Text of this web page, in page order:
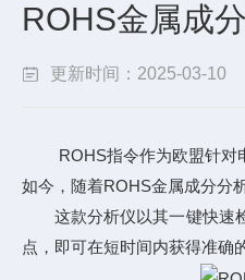
ROHS金属成
更新时间：2025-03-10
ROHS指令作为欧盟针对电
如今，随着ROHS金属成分分
这款分析仪以其一键快速检
点，即可在短时间内获得准确